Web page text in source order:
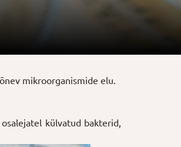
mikroorganismide elu.
külvatud bakterid,